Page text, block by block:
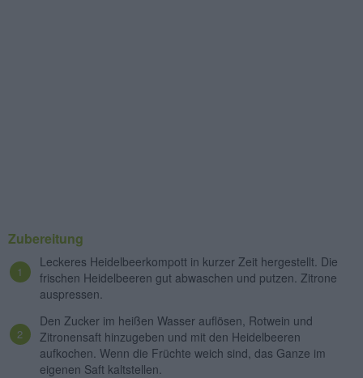
Zubereitung
Leckeres Heidelbeerkompott in kurzer Zeit hergestellt. Die
frischen Heidelbeeren gut abwaschen und putzen. Zitrone
auspressen.
Den Zucker im heißen Wasser auflösen, Rotwein und
Zitronensaft hinzugeben und mit den Heidelbeeren
aufkochen. Wenn die Früchte weich sind, das Ganze im
eigenen Saft kaltstellen.